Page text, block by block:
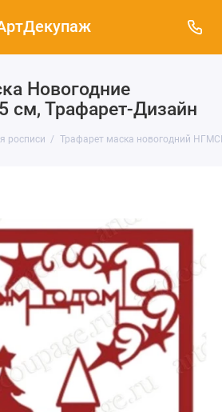
Новогодние
см, Трафарет-Дизайн
росписи Трафарет маска новогодний